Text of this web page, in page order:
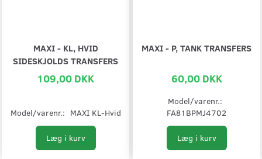
MAXI - KL, HVID
SIDESKJOLDS TRANSFERS
109,00 DKK
Model/varenr.: MAXI KL-Hvid
Læg i kurv
MAXI - P, TANK TRANSFERS
60,00 DKK
Model/varenr.:
FA81BPMJ4702
Læg i kurv